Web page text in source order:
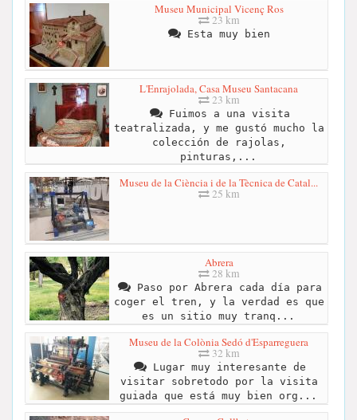
Museu Municipal Vicenç Ros
23 km
Esta muy bien
L'Enrajolada, Casa Museu Santacana
23 km
Fuimos a una visita
teatralizada, y me gustó mucho la
colección de rajolas,
pinturas,...
Museu de la Ciència i de la Tècnica de Catal...
25 km
Abrera
28 km
Paso por Abrera cada día para
coger el tren, y la verdad es que
es un sitio muy tranq...
Museu de la Colònia Sedó d'Esparreguera
32 km
Lugar muy interesante de
visitar sobretodo por la visita
guiada que está muy bien org...